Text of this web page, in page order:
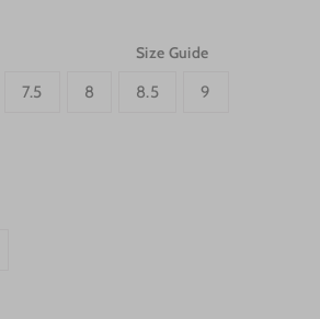
Size Guide
7.5 8 8.5 9